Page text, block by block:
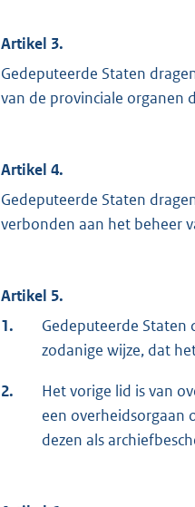
Artikel 3.
Gedeputeerde Staten
van de provinciale organen
Artikel 4.
Gedeputeerde Staten
verbonden aan het beheer
Artikel 5.
1.
Gedeputeerde Staten
zodanige wijze, dat
2.
Het vorige lid is van
een overheidsorgaan
dezen als